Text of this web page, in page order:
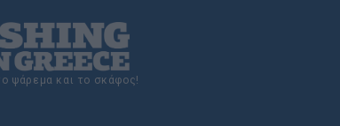
ψάρεμα και το σκάφος!